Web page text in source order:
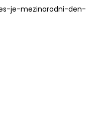
je-mezinarodni-den-